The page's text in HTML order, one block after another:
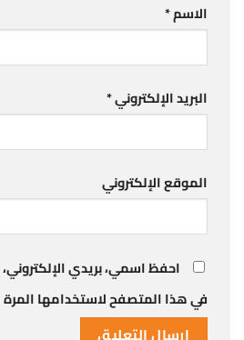
الاسم*
البريد الإلكتروني*
الموقع الإلكتروني
احفظ اسمي، بريدي
في هذا المتصفح لاستخدامها